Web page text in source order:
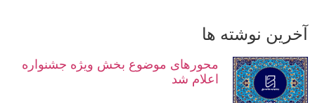
آخرین نوشته ها
محورهای موضوع بخش ویژه جشنواره
اعلام شد